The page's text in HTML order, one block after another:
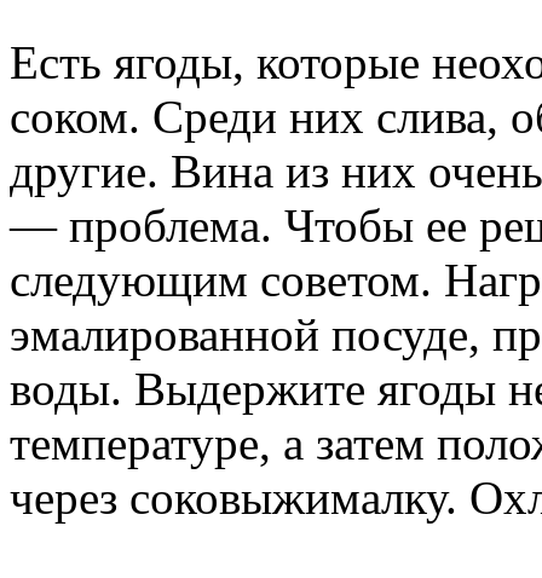
Есть ягоды, которые
соком. Среди них слива,
другие. Вина из них
— проблема. Чтобы ее
следующим советом.
эмалированной посуде,
воды. Выдержите ягоды
температуре, а затем
через соковыжималку.